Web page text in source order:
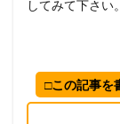
してみて下さい。
□この記事を